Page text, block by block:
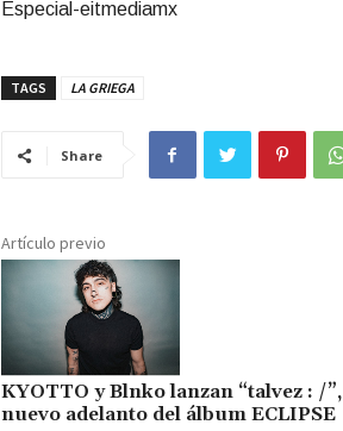
Especial-eitmediamx
TAGS LA GRIEGA
Share
Artículo previo
KYOTTO y Blnko lanzan “talvez : /”,
nuevo adelanto del álbum ECLIPSE